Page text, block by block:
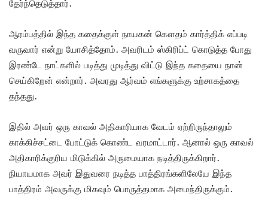
தேர்ந்தெடுத்தார்.
ஆரம்பத்தில் இந்த கதைக்குள் நாயகன் கௌதம் கார்த்திக் எப்படி
வருவார் என்று யோசித்தோம். அவரிடம் ஸ்கிரிப்ட் கொடுத்த போது
இரண்டே நாட்களில் படித்து முடித்து விட்டு இந்த கதையை நான்
செய்கிறேன் என்றார். அவரது ஆர்வம் எங்களுக்கு உற்சாகத்தை
தந்தது.
இதில் அவர் ஒரு காவல் அதிகாரியாக வேடம் ஏற்றிருந்தாலும்
காக்கிச்சட்டை போட்டுக் கொண்ட வரமாட்டார். ஆனால் ஒரு காவல்
அதிகாரிக்குரிய மிடுக்கில் அருமையாக நடித்திருக்கிறார்.
நியாயமாக அவர் இதுவரை நடித்த பாத்திரங்களிலேயே இந்த
பாத்திரம் அவருக்கு மிகவும் பொருத்தமாக அமைந்திருக்கும்.